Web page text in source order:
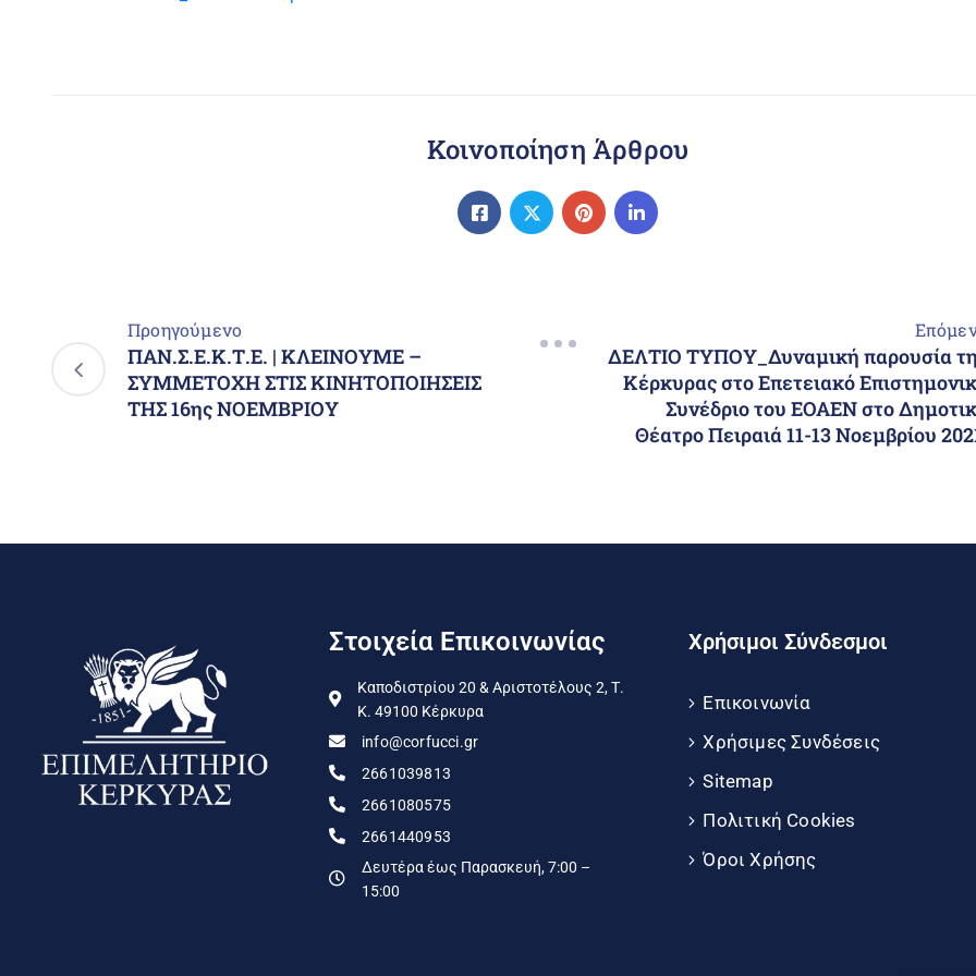
Κοινοποίηση Άρθρου
Προηγούμενο
ΠΑΝ.Σ.Ε.Κ.Τ.Ε. | ΚΛΕΙΝΟΥΜΕ –
ΣΥΜΜΕΤΟΧΗ ΣΤΙΣ ΚΙΝΗΤΟΠΟΙΗΣΕΙΣ
ΤΗΣ 16ης ΝΟΕΜΒΡΙΟΥ
ΔΕΛΤΙΟ ΤΥΠΟΥ_Δυναμική παρουσία
Κέρκυρας στο Επετειακό
Συνέδριο του ΕΟΑΕΝ στο
Θέατρο Πειραιά 11-13 Νοεμβρίου
Στοιχεία Επικοινωνίας
Καποδιστρίου 20 & Αριστοτέλους 2, Τ.
Κ. 49100 Κέρκυρα
info@corfucci.gr
2661039813
2661080575
2661440953
Δευτέρα έως Παρασκευή, 7:00 –
15:00
Χρήσιμοι Σύνδεσμοι
Επικοινωνία
Χρήσιμες Συνδέσεις
Sitemap
Πολιτική Cookies
Όροι Χρήσης